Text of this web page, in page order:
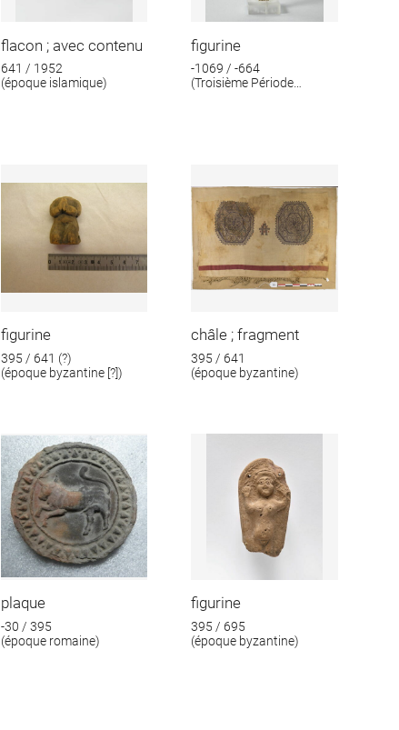
flacon ; avec contenu
641 / 1952
(époque islamique)
figurine
-1069 / -664
(Troisième Période
figurine
395 / 641 (?)
(époque byzantine [?])
châle ; fragment
395 / 641
(époque byzantine)
plaque
-30 / 395
(époque romaine)
figurine
395 / 695
(époque byzantine)